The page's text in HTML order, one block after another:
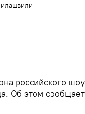
российского шоу
Об этом сообщает